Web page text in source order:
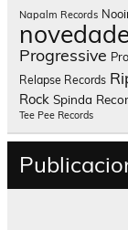
Napalm Records
Progressive
Relapse Records
Rock Spinda
Tee Pee Records